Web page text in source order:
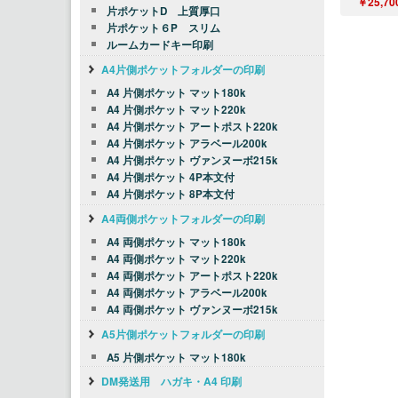
片ポケットD 上質厚口
片ポケット６P スリム
ルームカードキー印刷
A4片側ポケットフォルダーの印刷
A4 片側ポケット マット180k
A4 片側ポケット マット220k
A4 片側ポケット アートポスト220k
A4 片側ポケット アラベール200k
A4 片側ポケット ヴァンヌーボ215k
A4 片側ポケット 4P本文付
A4 片側ポケット 8P本文付
A4両側ポケットフォルダーの印刷
A4 両側ポケット マット180k
A4 両側ポケット マット220k
A4 両側ポケット アートポスト220k
A4 両側ポケット アラベール200k
A4 両側ポケット ヴァンヌーボ215k
A5片側ポケットフォルダーの印刷
A5 片側ポケット マット180k
DM発送用 ハガキ・A4 印刷